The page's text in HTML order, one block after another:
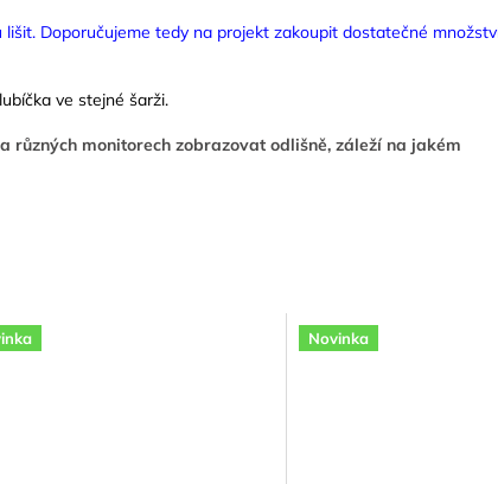
Novinka
Doporučujeme tedy na projekt zakoupit dostatečné
ve stejné šarži.
různých monitorech zobrazovat odlišně, záleží na jakém